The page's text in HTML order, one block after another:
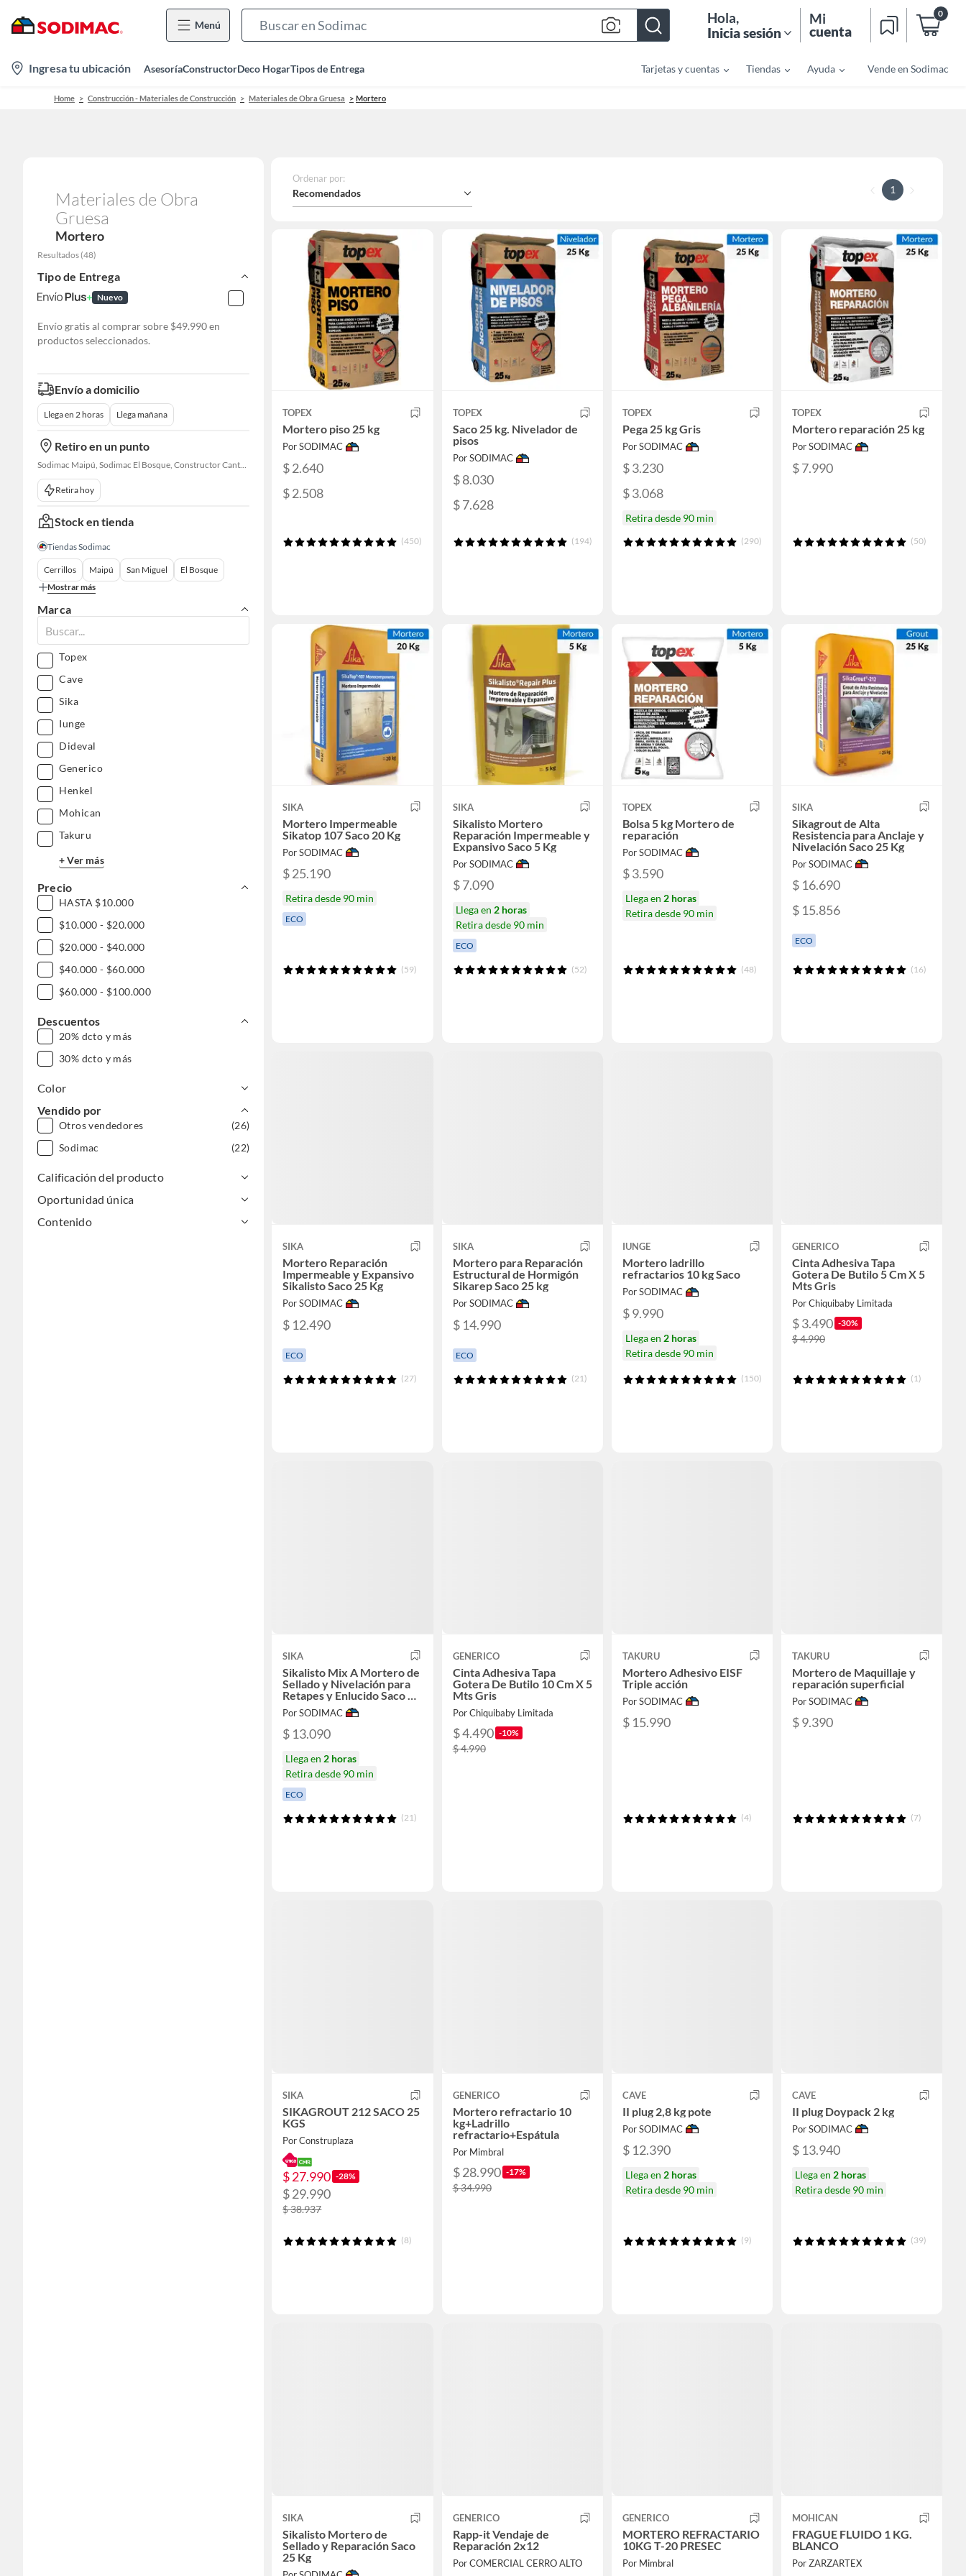
Menú
Bar
Hola,
Inicia sesión
Mi
cuenta
0
location-
icon
Ingresa tu ubicación AsesoríaConstructorDeco HogarTipos de Entrega Tarjetas y cuentas Tiendas Ayuda Vende en Sodimac
Home Construcción - Materiales de Construcción Materiales de Obra Gruesa Mortero
Materiales de Obra
Gruesa
Mortero
Resultados (48)
Tipo de Entrega
Nuevo
Envío gratis al comprar sobre $49.990 en
productos seleccionados.
Envío a domicilio
Llega en 2 horas Llega mañana
Retiro en un punto
Sodimac Maipú, Sodimac El Bosque, Constructor Cantagallo, Sodimac Talagante
Retira hoy
Stock en tienda
Tiendas Sodimac
Cerrillos Maipú San Miguel
El Bosque
Mostrar más
Marca
Topex
Cave
Sika
Iunge
Dideval
Generico
Henkel
Mohican
Takuru
+ Ver más
Precio
HASTA $10.000
$10.000 - $20.000
$20.000 - $40.000
$40.000 - $60.000
$60.000 - $100.000
Descuentos
20% dcto y más
30% dcto y más
Color
Vendido por
Otros vendedores
(26)
Sodimac
(22)
Calificación del producto
Oportunidad única
Contenido
Ordenar por:
Recomendados 1
TOPEX
Mortero piso 25 kg
Por SODIMAC
$ 2.640
$ 2.508
(450)
TOPEX
Saco 25 kg. Nivelador de
pisos
Por SODIMAC
$ 8.030
$ 7.628
(194)
TOPEX
Pega 25 kg Gris
Por SODIMAC
$ 3.230
$ 3.068
Retira desde 90 min
(290)
TOPEX
Mortero reparación 25 kg
Por SODIMAC
$ 7.990
(50)
SIKA
Mortero Impermeable
Sikatop 107 Saco 20 Kg
Por SODIMAC
$ 25.190
Retira desde 90 min
ECO
(59)
SIKA
Sikalisto Mortero
Reparación Impermeable y
Expansivo Saco 5 Kg
Por SODIMAC
$ 7.090
Llega en 2 horas
Retira desde 90 min
ECO
(52)
TOPEX
Bolsa 5 kg Mortero de
reparación
Por SODIMAC
$ 3.590
Llega en 2 horas
Retira desde 90 min
(48)
SIKA
Sikagrout de Alta
Resistencia para Anclaje y
Nivelación Saco 25 Kg
Por SODIMAC
$ 16.690
$ 15.856
ECO
(16)
SIKA
Mortero Reparación
Impermeable y Expansivo
Sikalisto Saco 25 Kg
Por SODIMAC
$ 12.490
ECO
(27)
SIKA
Mortero para Reparación
Estructural de Hormigón
Sikarep Saco 25 kg
Por SODIMAC
$ 14.990
ECO
(21)
IUNGE
Mortero ladrillo
refractarios 10 kg Saco
Por SODIMAC
$ 9.990
Llega en 2 horas
Retira desde 90 min
(150)
GENERICO
Cinta Adhesiva Tapa
Gotera De Butilo 5 Cm X 5
Mts Gris
Por Chiquibaby Limitada
$ 3.490 -30%
$ 4.990
(1)
SIKA
Sikalisto Mix A Mortero de
Sellado y Nivelación para
Retapes y Enlucido Saco 5
Kg
Por SODIMAC
$ 13.090
Llega en 2 horas
Retira desde 90 min
ECO
(21)
GENERICO
Cinta Adhesiva Tapa
Gotera De Butilo 10 Cm X 5
Mts Gris
Por Chiquibaby Limitada
$ 4.490 -10%
$ 4.990
TAKURU
Mortero Adhesivo EISF
Triple acción
Por SODIMAC
$ 15.990
(4)
TAKURU
Mortero de Maquillaje y
reparación superficial
Por SODIMAC
$ 9.390
(7)
SIKA
SIKAGROUT 212 SACO 25
KGS
Por Construplaza
$ 27.990 -28%
$ 29.990
$ 38.937
(8)
GENERICO
Mortero refractario 10
kg+Ladrillo
refractario+Espátula
Por Mimbral
$ 28.990 -17%
$ 34.990
CAVE
II plug 2,8 kg pote
Por SODIMAC
$ 12.390
Llega en 2 horas
Retira desde 90 min
(9)
CAVE
II plug Doypack 2 kg
Por SODIMAC
$ 13.940
Llega en 2 horas
Retira desde 90 min
(39)
SIKA
Sikalisto Mortero de
Sellado y Reparación Saco
25 Kg
GENERICO
Rapp-it Vendaje de
Reparación 2x12
Por COMERCIAL CERRO ALTO
GENERICO
MORTERO REFRACTARIO
10KG T-20 PRESEC
Por Mimbral
MOHICAN
FRAGUE FLUIDO 1 KG.
BLANCO
Por ZARZARTEX